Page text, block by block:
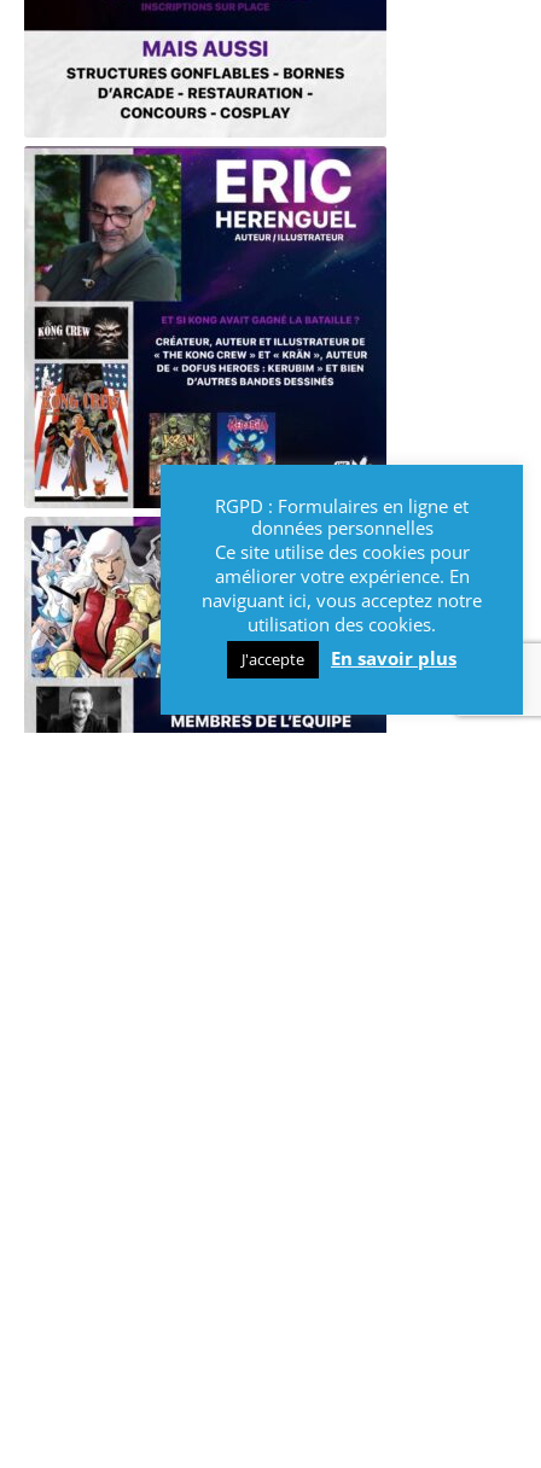
RGPD : Formulaires en ligne et
données personnelles
Ce site utilise des cookies pour
améliorer votre expérience. En
naviguant ici, vous acceptez notre
utilisation des cookies.
J'accepte En savoir plus